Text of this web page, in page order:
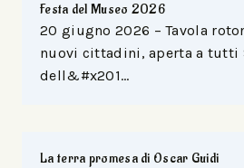
Festa del Museo 2026
20 giugno 2026 – Tavola
nuovi cittadini, aperta a tutti
dell&#x201…
La terra promesa di Oscar Guidi